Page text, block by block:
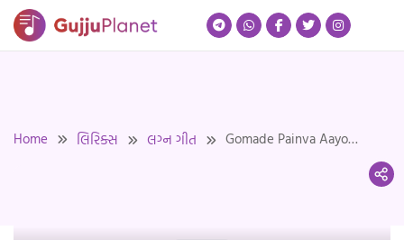
Skip
Home લિરિક્સ લગ્ન ગીત
Gomade Painva Aayo